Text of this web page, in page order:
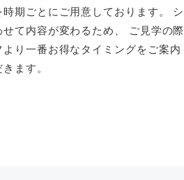
時期ごとにご用意しております。 シ
せて内容が変わるため、 ご見学の際
より一番お得なタイミングをご案内
ます。